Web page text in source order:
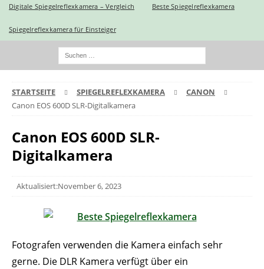
Digitale Spiegelreflexkamera – Vergleich Beste Spiegelreflexkamera
Spiegelreflexkamera für Einsteiger
STARTSEITE SPIEGELREFLEXKAMERA
CANON
Canon EOS 600D SLR-Digitalkamera
Canon EOS 600D SLR-
Digitalkamera
Aktualisiert:November 6, 2023
Fotografen verwenden die Kamera einfach sehr
gerne. Die DLR Kamera verfügt über ein